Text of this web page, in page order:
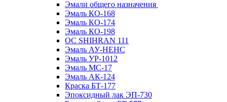
Эмали общего назначения
Эмаль КО-168
Эмаль КО-174
Эмаль КО-198
ОС SHIHRAN 111
Эмаль АУ-НЕНС
Эмаль УР-1012
Эмаль МС-17
Эмаль АК-124
Краска БТ-177
Эпоксидный лак ЭП-730